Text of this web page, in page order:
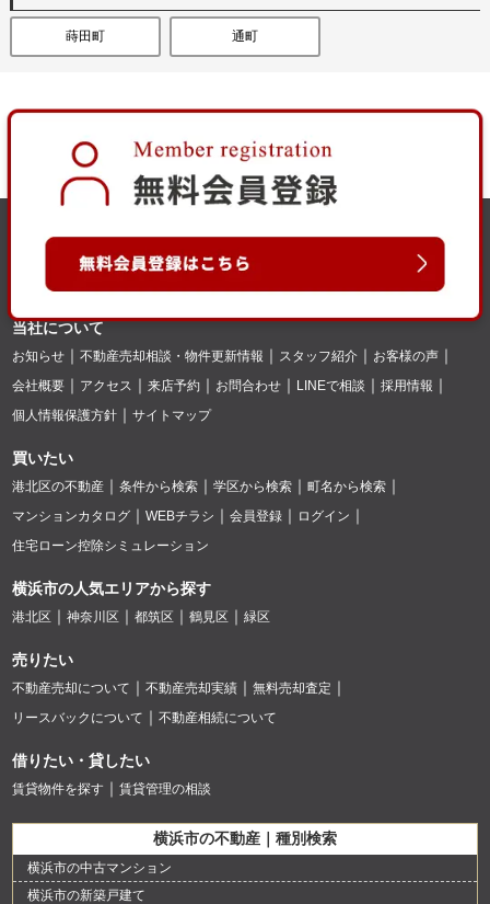
蒔田町 通町
当社について
お知らせ 不動産売却相談・物件更新情報 スタッフ紹介
お客様の声
会社概要
アクセス 来店予約 お問合わせ LINEで相談
採用情報
個人情報保護方針
サイトマップ
買いたい
港北区の不動産 条件から検索 学区から検索
町名から検索
マンションカタログ
WEBチラシ 会員登録
ログイン
住宅ローン控除シミュレーション
横浜市の人気エリアから探す
港北区 神奈川区 都筑区 鶴見区 緑区
売りたい
不動産売却について 不動産売却実績
無料売却査定
リースバックについて
不動産相続について
借りたい・貸したい
賃貸物件を探す 賃貸管理の相談
横浜市の不動産｜種別検索
横浜市の中古マンション
横浜市の新築戸建て